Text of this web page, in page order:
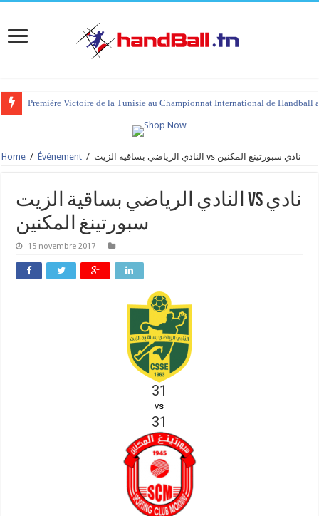
Première Victoire de la Tunisie au Championnat International de Handball
Home / Événement / النادي الرياضي بساقية الزيت vs نادي سبورتينغ المكنين
النادي الرياضي بساقية الزيت vs نادي
سبورتينغ المكنين
15 novembre 2017
31
vs
31